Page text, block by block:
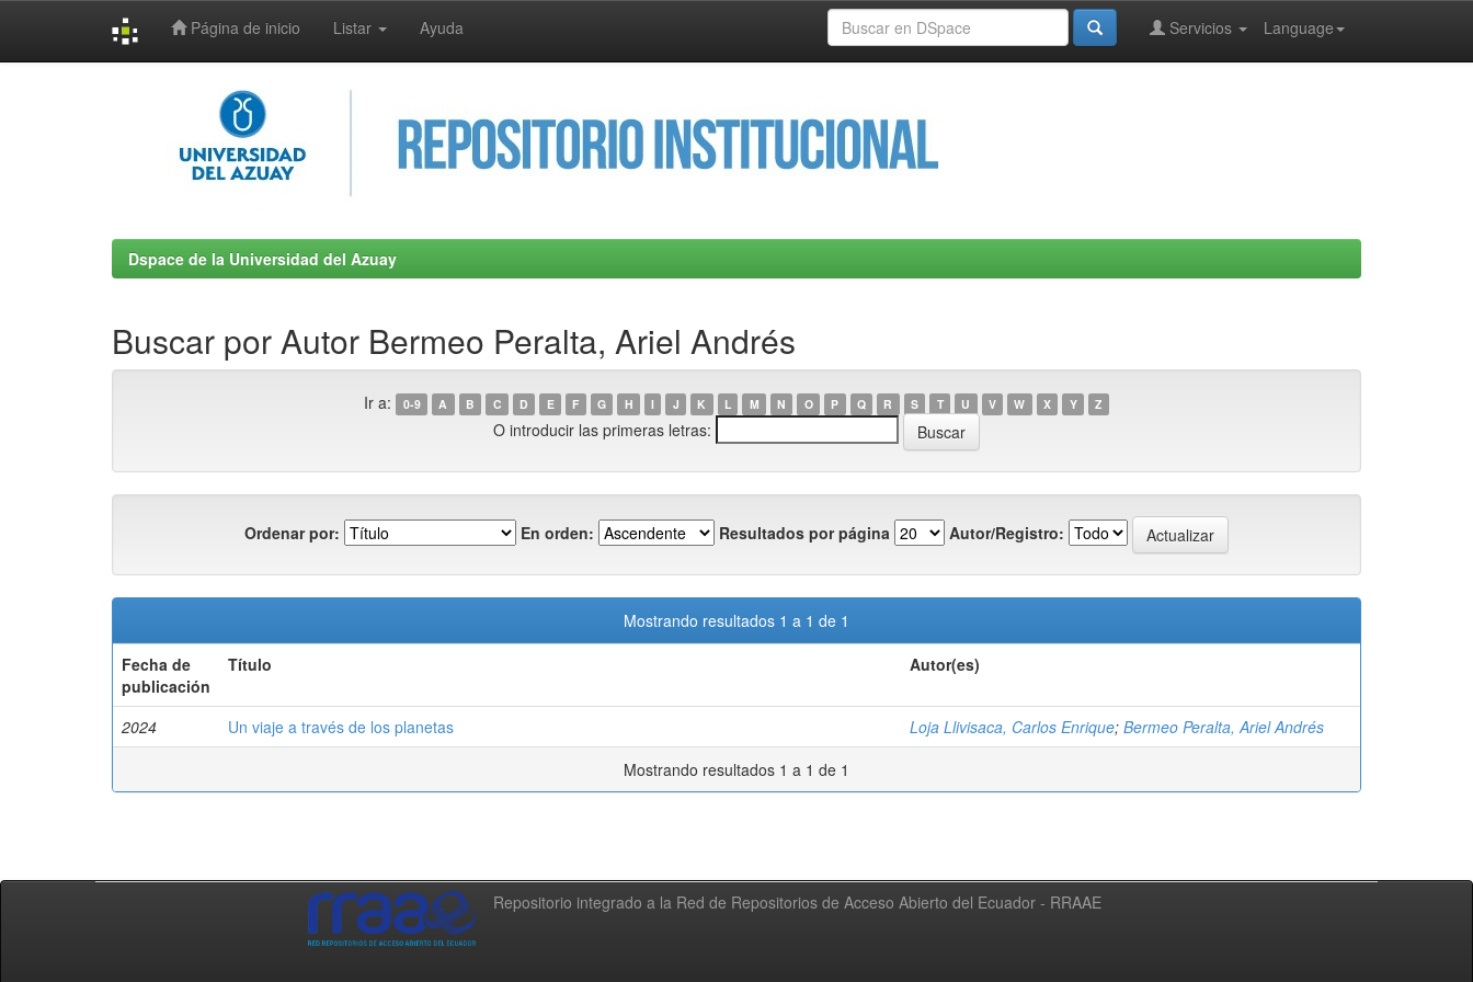
Página de inicio Listar Ayuda Language
Servicios
Dspace de la Universidad del Azuay
Buscar por Autor Bermeo Peralta, Ariel Andrés
Ir a: 0-9 A B C D E F G H I J K L M N O P Q R S T U V W X Y Z
O introducir las primeras letras:
Ordenar por: En orden: Resultados por página Autor/Registro:
Mostrando resultados 1 a 1 de 1
Fecha de
publicación
Título Autor(es)
2024 Un viaje a través de los planetas Loja Llivisaca, Carlos Enrique; Bermeo Peralta, Ariel Andrés
Mostrando resultados 1 a 1 de 1
Repositorio integrado a la Red de Repositorios de Acceso Abierto del Ecuador - RRAAE